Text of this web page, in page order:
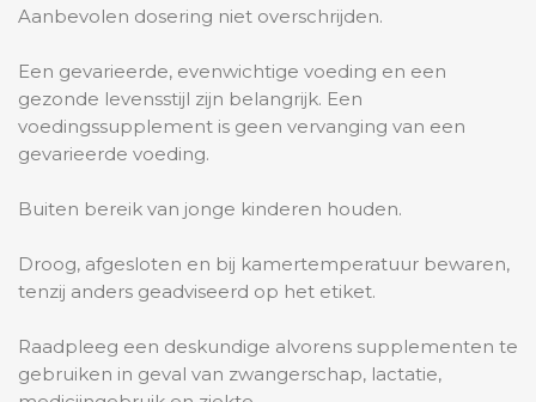
Aanbevolen dosering niet overschrijden.
Een gevarieerde, evenwichtige voeding en een
gezonde levensstijl zijn belangrijk. Een
voedingssupplement is geen vervanging van een
gevarieerde voeding.
Buiten bereik van jonge kinderen houden.
Droog, afgesloten en bij kamertemperatuur bewaren,
tenzij anders geadviseerd op het etiket.
Raadpleeg een deskundige alvorens supplementen te
gebruiken in geval van zwangerschap, lactatie,